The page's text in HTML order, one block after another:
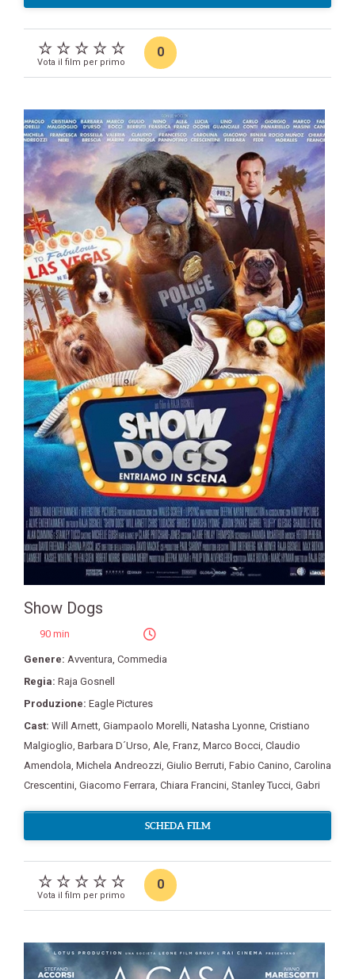
Vota il film per primo
0
Show Dogs
90 min
Genere: Avventura, Commedia
Regia: Raja Gosnell
Produzione: Eagle Pictures
Cast: Will Arnett, Giampaolo Morelli, Natasha Lyonne, Cristiano
Malgioglio, Barbara D´Urso, Ale, Franz, Marco Bocci, Claudio
Amendola, Michela Andreozzi, Giulio Berruti, Fabio Canino, Carolina
Crescentini, Giacomo Ferrara, Chiara Francini, Stanley Tucci, Gabri
SCHEDA FILM
Vota il film per primo
0